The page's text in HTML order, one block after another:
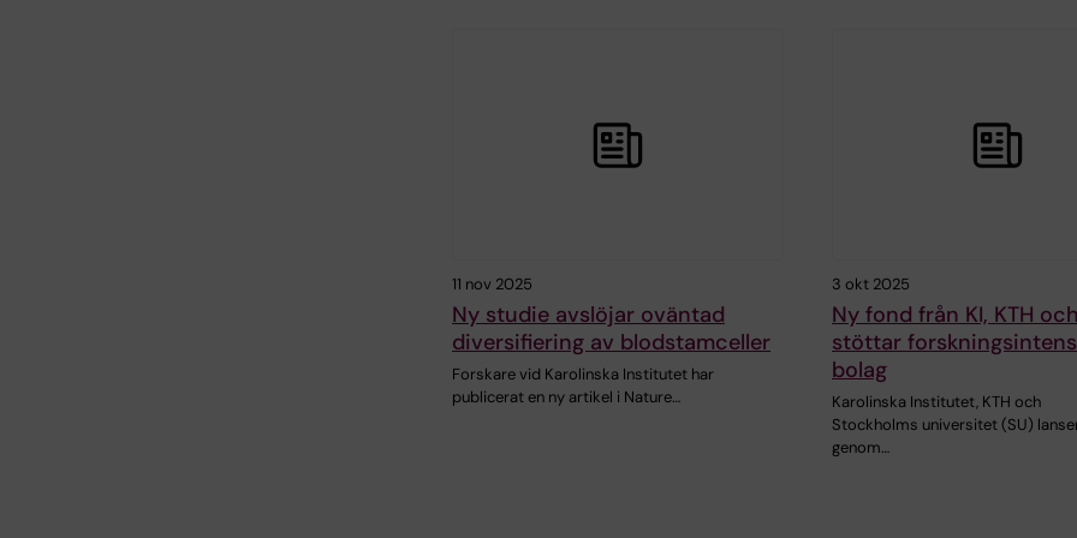
11 nov 2025
Ny studie avslöjar oväntad
diversifiering av blodstamceller
Forskare vid Karolinska Institutet har
publicerat en ny artikel i Nature…
3 okt 2025
Ny fond från KI, KTH
stöttar
bolag
Karolinska Institutet, KTH och
Stockholms universitet (SU)
genom…